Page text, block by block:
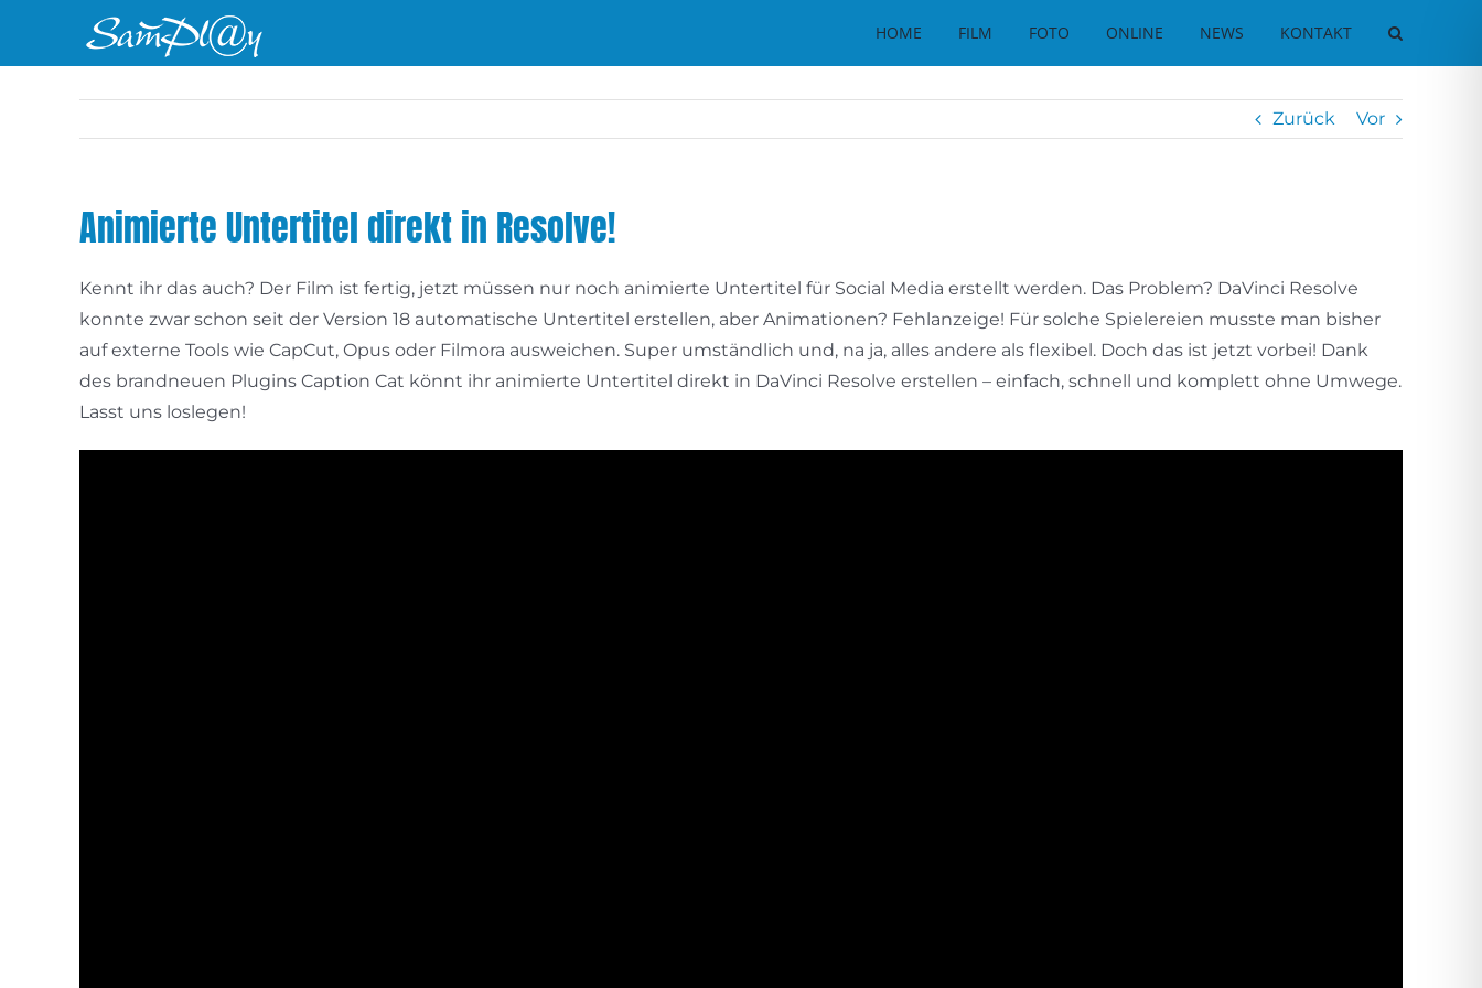
HOME FILM FOTO ONLINE NEWS KONTAKT
Zurück Vor
Animierte Untertitel direkt in Resolve!
Kennt ihr das auch? Der Film ist fertig, jetzt müssen nur noch animierte Untertitel für Social Media erstellt werden. Das Problem? DaVinci Resolve
konnte zwar schon seit der Version 18 automatische Untertitel erstellen, aber Animationen? Fehlanzeige! Für solche Spielereien musste man bisher
auf externe Tools wie CapCut, Opus oder Filmora ausweichen. Super umständlich und, na ja, alles andere als flexibel. Doch das ist jetzt vorbei! Dank
des brandneuen Plugins Caption Cat könnt ihr animierte Untertitel direkt in DaVinci Resolve erstellen – einfach, schnell und komplett ohne Umwege.
Lasst uns loslegen!